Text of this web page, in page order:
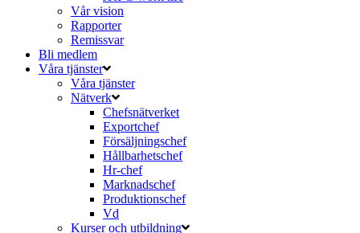
Vår vision
Rapporter
Remissvar
Bli medlem
Våra tjänster
Våra tjänster
Nätverk
Chefsnätverket
Exportchef
Försäljningschef
Hållbarhetschef
Hr-chef
Marknadschef
Produktionschef
Vd
Kurser och utbildning